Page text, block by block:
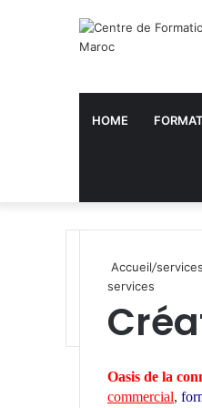
HOME
Accueil/services
services
h
a
Oasis de la
commercial,